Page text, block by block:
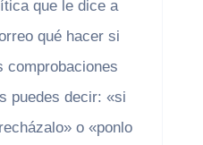
que le dice a
qué hacer si
comprobaciones
puedes decir: «si
o «ponlo